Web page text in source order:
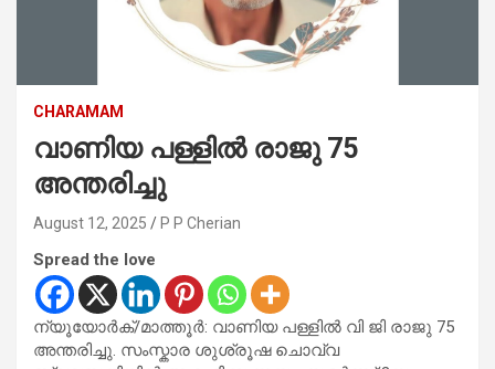
CHARAMAM
വാണിയ പള്ളിൽ രാജു 75
അന്തരിച്ചു
August 12, 2025 P P Cherian
Spread the love
ന്യൂയോർക്/മാത്തൂർ: വാണിയ പള്ളിൽ വി ജി രാജു 75
അന്തരിച്ചു. സംസ്കാര ശുശ്രൂഷ ചൊവ്വ